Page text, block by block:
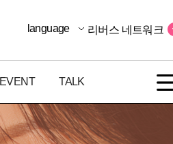
EVENT TALK
language 리버스 네트워크